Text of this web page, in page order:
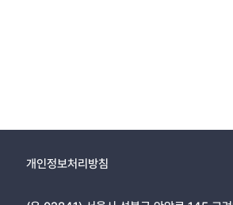
개인정보처리방침